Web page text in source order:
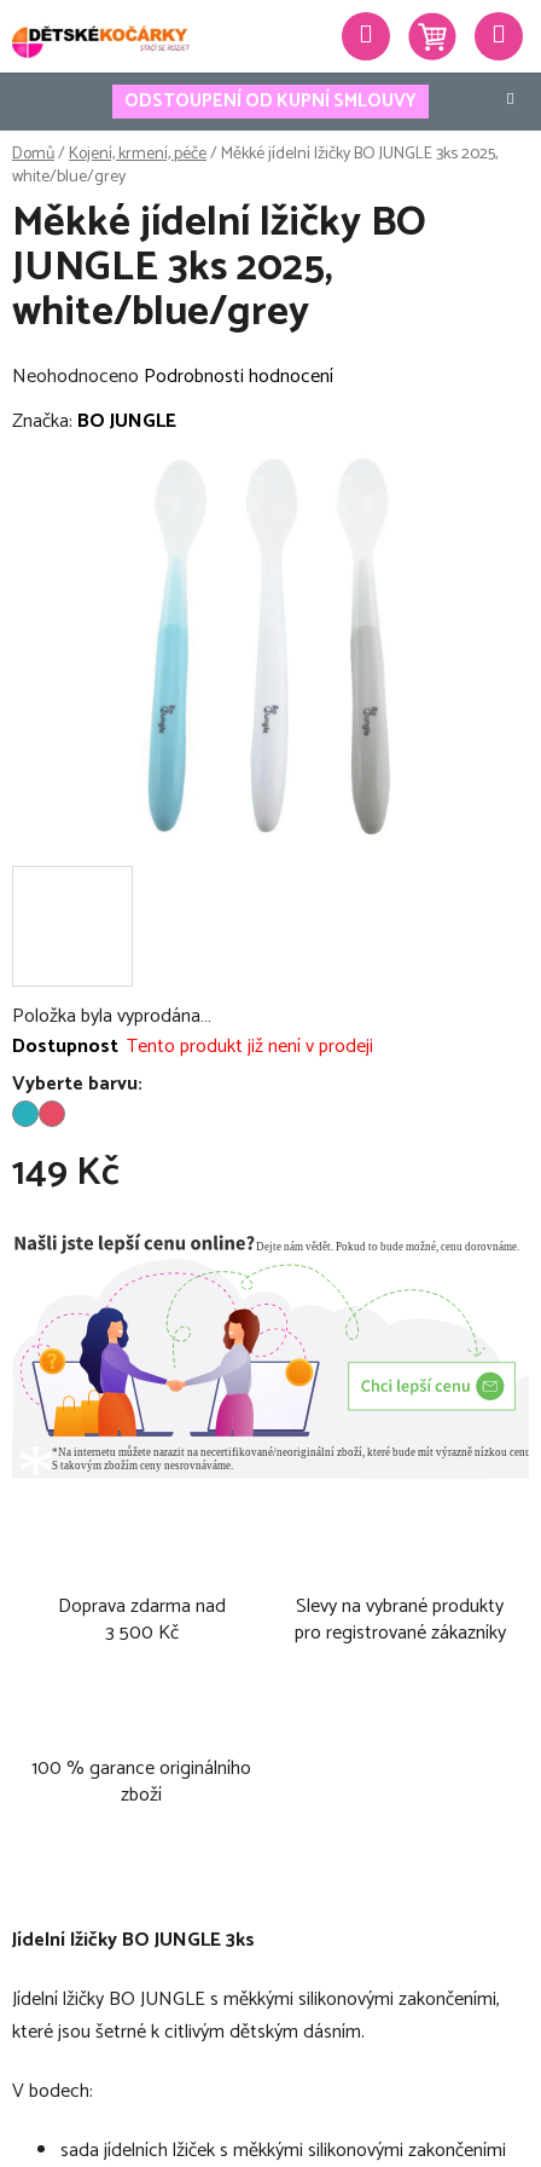
na
obsah
ODSTOUPENÍ OD KUPNÍ SMLOUVY
Hledat
Domů/Kojení, krmení, péče/Měkké jídelní lžičky BO JUNGLE 3ks 2025,
white/blue/grey
Položka byla vyprodána…
Dostupnost Tento produkt již není v prodeji
Vyberte barvu:
149 Kč
Doprava zdarma nad
3 500 Kč
Slevy na vybrané produkty
pro registrované zákazníky
100 % garance originálního
zboží
Měkké jídelní lžičky BO
JUNGLE 3ks 2025,
white/blue/grey
Průměrné
hodnocení
Neohodnoceno Podrobnosti hodnocení
Značka: BO JUNGLE
Jídelní lžičky BO JUNGLE 3ks
Jídelní lžičky BO JUNGLE s měkkými silikonovými zakončeními,
které jsou šetrné k citlivým dětským dásním.
V bodech:
sada jídelních lžiček s měkkými silikonovými zakončeními